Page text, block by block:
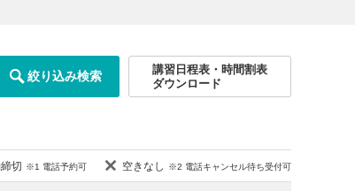
絞り込み検索
講習日程表・時間割表
ダウンロード
切 ※1 電話予約可 空きなし ※2 電話キャンセル待ち受付可